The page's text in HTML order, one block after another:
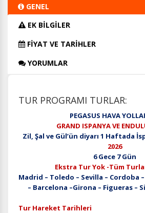
GENEL
EK BİLGİLER
FİYAT VE TARİHLER
YORUMLAR
TUR PROGRAMI TURLAR:
PEGASUS HAVA
GRAND ISPANYA VE
Zil, Şal ve Gül’ün diyarı 1 Haftada
2026
6 Gece 7 Gün
Ekstra Tur Yok -Tüm
Madrid – Toledo – Sevilla – Cordoba
– Barcelona –Girona – Figueras –
Tur Hareket Tarihleri